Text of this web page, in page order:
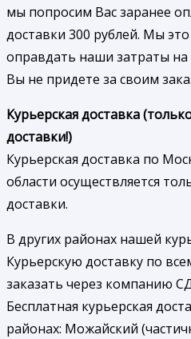
мы попросим Вас заранее
доставки 300 рублей. Мы
оправдать наши затраты на
Вы не придете за своим
Курьерская доставка
доставки!)
Курьерская доставка по
области осуществляется
доставки.
В других районах нашей
Курьерскую доставку по
заказать через компанию
Бесплатная курьерская
районах: Можайский